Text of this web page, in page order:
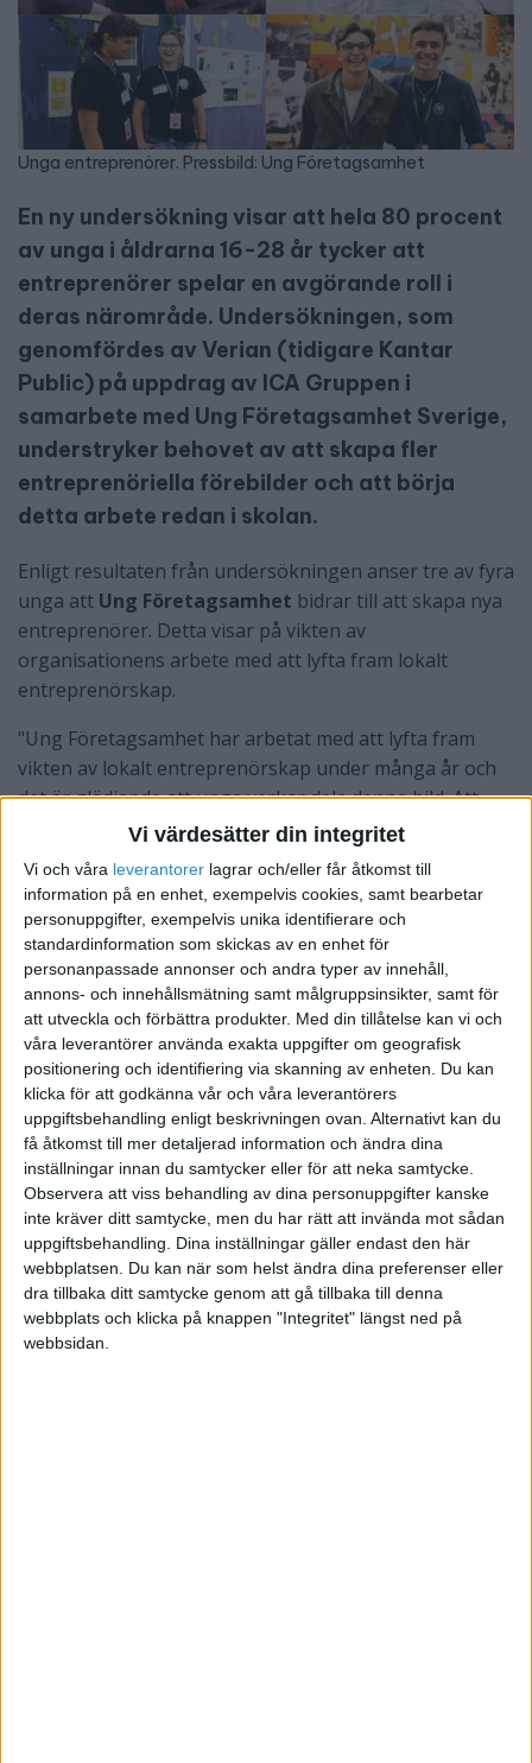
Vi värdesätter din integritet
Vi och våra leverantorer lagrar och/eller får åtkomst till
information på en enhet, exempelvis cookies, samt bearbetar
personuppgifter, exempelvis unika identifierare och
standardinformation som skickas av en enhet för
personanpassade annonser och andra typer av innehåll,
annons- och innehållsmätning samt målgruppsinsikter, samt för
att utveckla och förbättra produkter. Med din tillåtelse kan vi och
våra leverantörer använda exakta uppgifter om geografisk
positionering och identifiering via skanning av enheten. Du kan
klicka för att godkänna vår och våra leverantörers
uppgiftsbehandling enligt beskrivningen ovan. Alternativt kan du
få åtkomst till mer detaljerad information och ändra dina
inställningar innan du samtycker eller för att neka samtycke.
Observera att viss behandling av dina personuppgifter kanske
inte kräver ditt samtycke, men du har rätt att invända mot sådan
uppgiftsbehandling. Dina inställningar gäller endast den här
webbplatsen. Du kan när som helst ändra dina preferenser eller
dra tillbaka ditt samtycke genom att gå tillbaka till denna
webbplats och klicka på knappen "Integritet" längst ned på
webbsidan.
Unga entreprenörer. Pressbild: Ung Företagsamhet
En ny undersökning visar att hela 80 procent
av unga i åldrarna 16-28 år tycker att
entreprenörer spelar en avgörande roll i
deras närområde. Undersökningen, som
genomfördes av Verian (tidigare Kantar
Public) på uppdrag av ICA Gruppen i
samarbete med Ung Företagsamhet Sverige,
understryker behovet av att skapa fler
entreprenöriella förebilder och att börja
detta arbete redan i skolan.
Enligt resultaten från undersökningen anser tre av fyra
unga att Ung Företagsamhet bidrar till att skapa nya
entreprenörer. Detta visar på vikten av
organisationens arbete med att lyfta fram lokalt
entreprenörskap.
"Ung Företagsamhet har arbetat med att lyfta fram
vikten av lokalt entreprenörskap under många år och
det är glädjande att unga verkar dela denna bild. Att
enbart en av fem ser sig själva som entreprenör är
dock något vi måste jobba med att öka," säger Tove
Jarl, vd för Ung Företagsamhet.
För ICA är det av stor betydelse att lyfta fram
entreprenörers roll i samhället. ICA-butikerna fungerar
ofta som motorer i lokalsamhället och är den första
arbetsplatsen för många unga svenskar. ICA Gruppen
delade nyligen ut sitt årliga entreprenörspris för att
betona denna viktiga roll.